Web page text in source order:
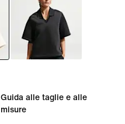
Guida alle taglie e alle
misure